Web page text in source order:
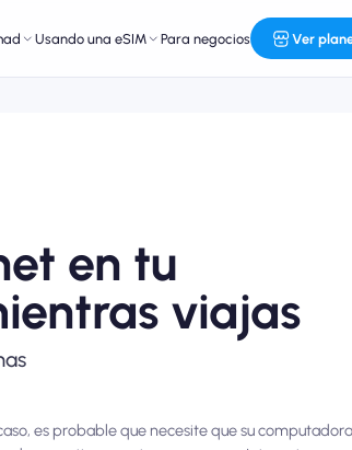
Usando una eSIM Para negocios Ver
en tu
viajas
es probable que necesite que su